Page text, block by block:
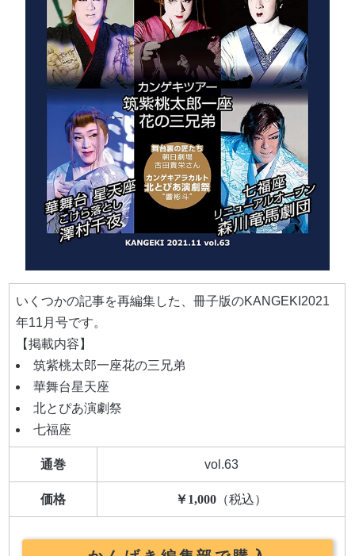
いくつかの記事を再編集した、冊子版のKANGEKI2021
年11月号です。
【掲載内容】
筑紫桃太郎一座花の三兄弟
華舞台星天座
北とぴあ演劇祭
七福座
通巻 vol.63
価格 1,000